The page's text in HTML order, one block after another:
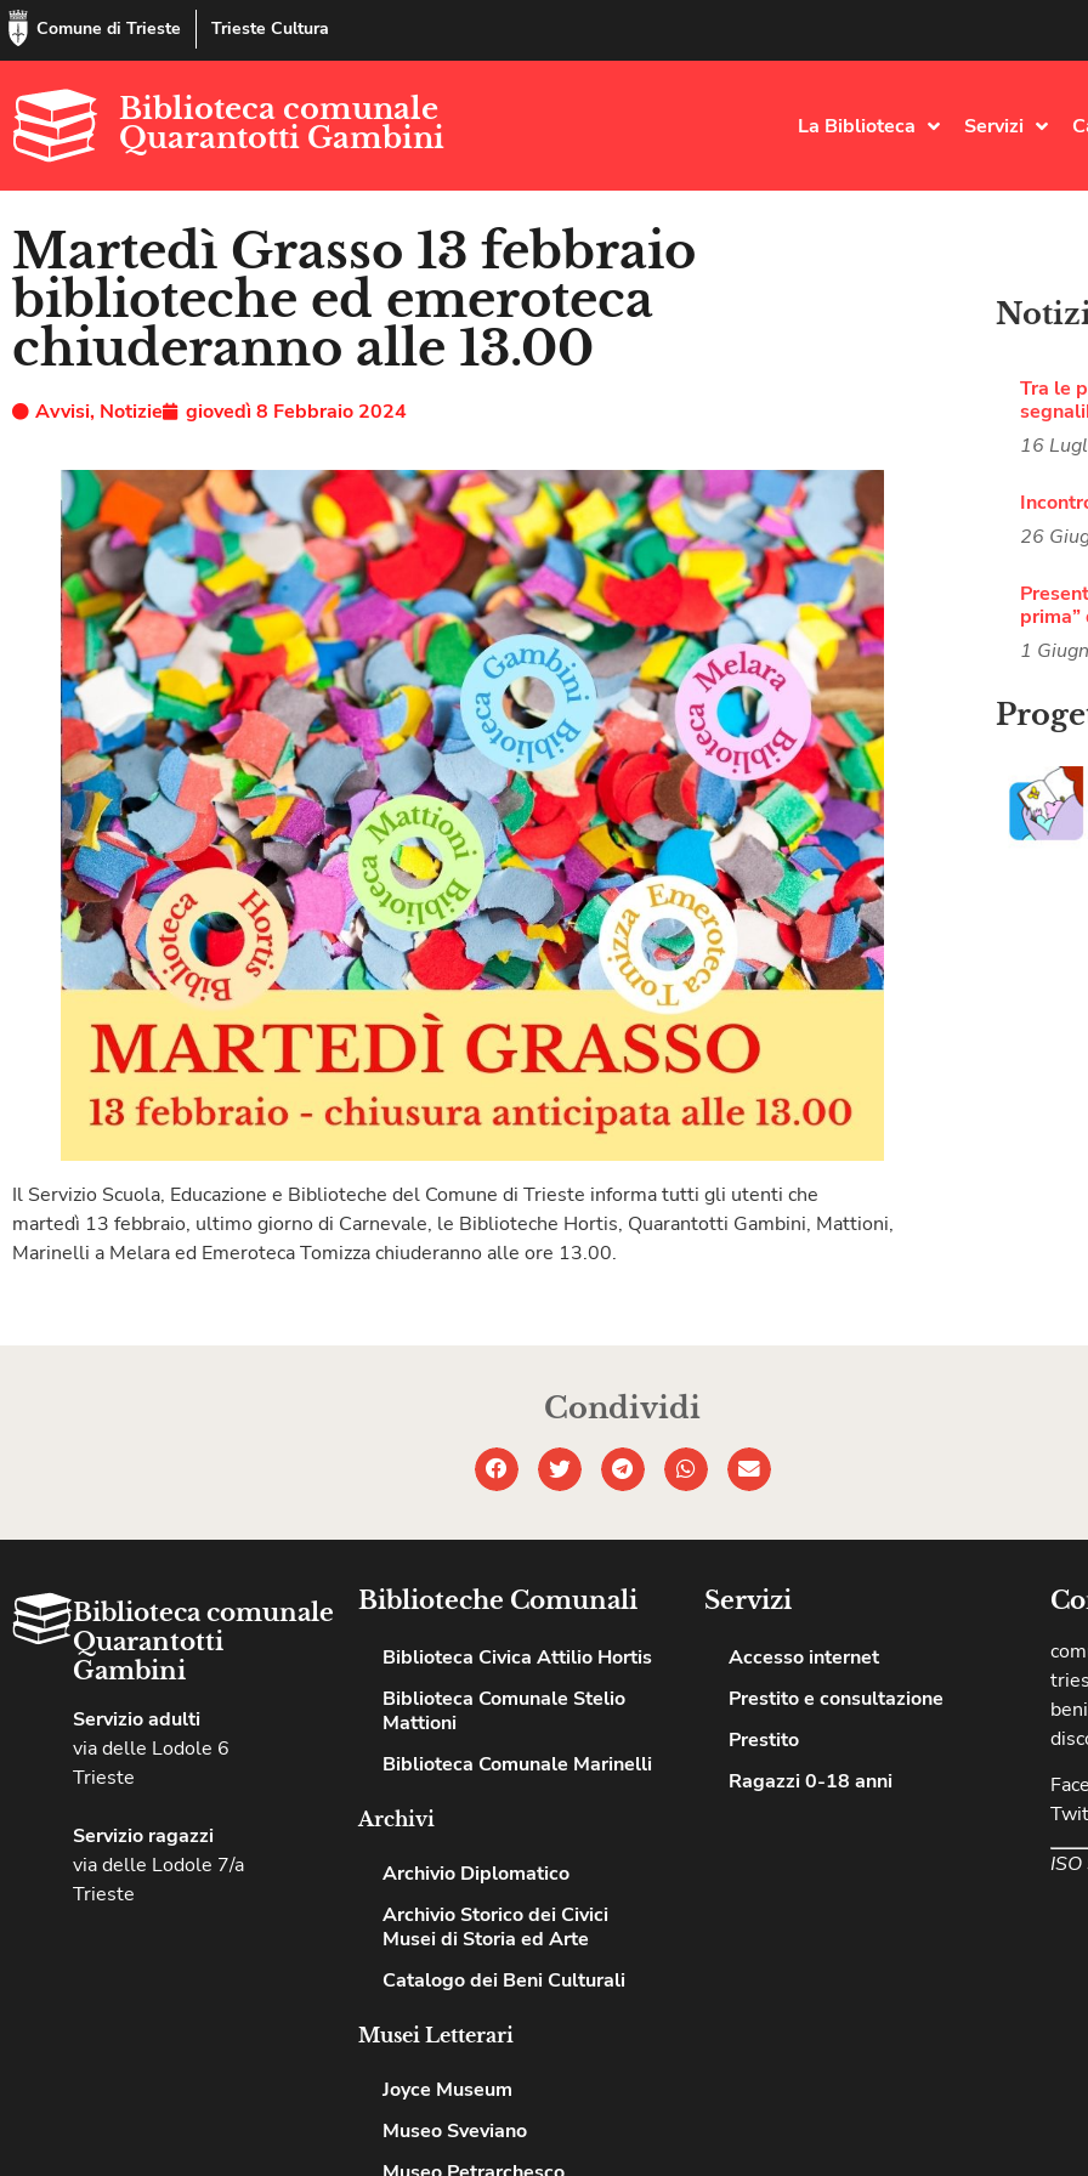
Comune di Trieste Trieste Cultura
Biblioteca comunale
Quarantotti Gambini
La Biblioteca Servizi
Martedì Grasso 13 febbraio
biblioteche ed emeroteca
chiuderanno alle 13.00
Avvisi, Notizie giovedì 8 Febbraio 2024
Il Servizio Scuola, Educazione e Biblioteche del Comune di Trieste informa tutti gli utenti che
martedì 13 febbraio, ultimo giorno di Carnevale, le Biblioteche Hortis, Quarantotti Gambini, Mattioni,
Marinelli a Melara ed Emeroteca Tomizza chiuderanno alle ore 13.00.
Tra le
16
26
1
Condividi
Biblioteca comunale
Quarantotti
Gambini
Servizio adulti
via delle Lodole 6
Trieste
Servizio ragazzi
via delle Lodole 7/a
Trieste
Biblioteche Comunali
Biblioteca Civica Attilio Hortis
Biblioteca Comunale Stelio
Mattioni
Biblioteca Comunale Marinelli
Archivi
Archivio Diplomatico
Archivio Storico dei Civici
Musei di Storia ed Arte
Catalogo dei Beni Culturali
Musei Letterari
Joyce Museum
Museo Sveviano
Servizi
Accesso internet
Prestito e consultazione
Prestito
Ragazzi 0-18 anni